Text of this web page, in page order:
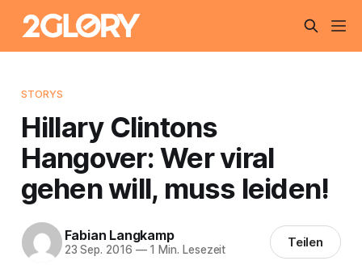
STORYS
Hillary Clintons
Hangover: Wer viral
gehen will, muss leiden!
Fabian Langkamp
23 Sep. 2016 —1 Min. Lesezeit Teilen